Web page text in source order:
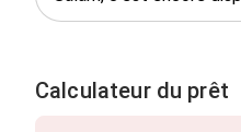
Calculateur du prêt